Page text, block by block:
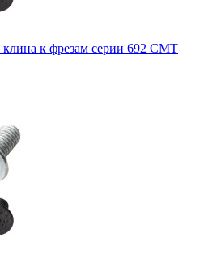
к фрезам серии 692 CMT